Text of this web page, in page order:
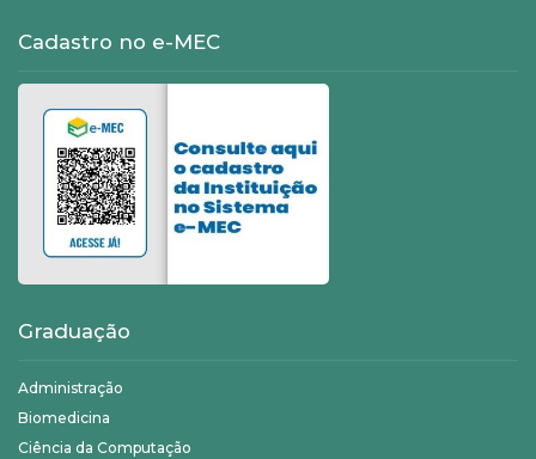
Cadastro no e-MEC
Graduação
Administração
Biomedicina
Ciência da Computação